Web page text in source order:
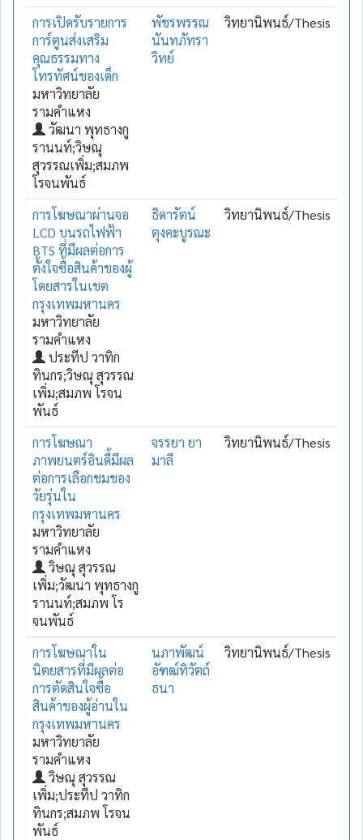
การเปิดรับรายการ
การ์ตูนส่งเสริม
คุณธรรมทาง
โทรทัศน์ของเด็ก
มหาวิทยาลัย
รามคำแหง
วัฒนา พุทธางกู
รานนท์;วิษณุ
สุวรรณเพิ่ม;สมภพ
โรจนพันธ์
พัชรพรรณ
นันทภัทรา
วิทย์
วิทยานิพนธ์/Thesis
การโฆษณาผ่านจอ
LCD บนรถไฟฟ้า
BTS ที่มีผลต่อการ
ตั้งใจซื้อสินค้าของผู้
โดยสารในเขต
กรุงเทพมหานคร
มหาวิทยาลัย
รามคำแหง
ประทีป วาทิก
ทินกร;วิษณุ สุวรรณ
เพิ่ม;สมภพ โรจน
พันธ์
ธิดารัตน์
ตุงคะบูรณะ
วิทยานิพนธ์/Thesis
การโฆษณา
ภาพยนตร์อินดี้มีผล
ต่อการเลือกชมของ
วัยรุ่นใน
กรุงเทพมหานคร
มหาวิทยาลัย
รามคำแหง
วิษณุ สุวรรณ
เพิ่ม;วัฒนา พุทธางกู
รานนท์;สมภพ โร
จนพันธ์
จรรยา ยา
มาลี
วิทยานิพนธ์/Thesis
การโฆษณาใน
นิตยสารที่มีผลต่อ
การตัดสินใจซื้อ
สินค้าของผู้อ่านใน
กรุงเทพมหานคร
มหาวิทยาลัย
รามคำแหง
วิษณุ สุวรรณ
เพิ่ม;ประทีป วาทิก
ทินกร;สมภพ โรจน
พันธ์
นภาพัฒน์
อัฑฒ์ทิวัตถ์
ธนา
วิทยานิพนธ์/Thesis